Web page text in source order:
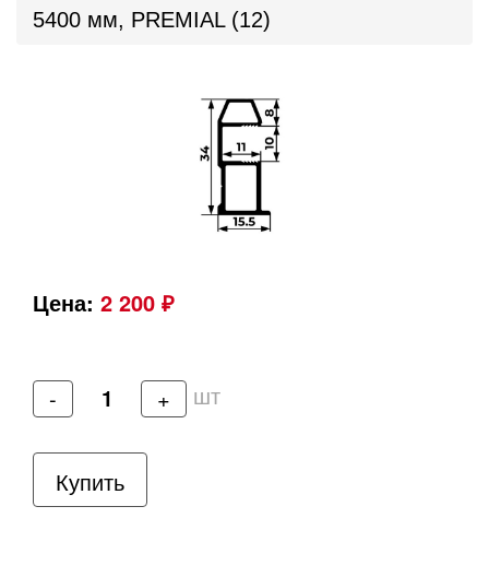
5400 мм, PREMIAL (12)
Цена: 2 200 ₽
- + шт
Купить